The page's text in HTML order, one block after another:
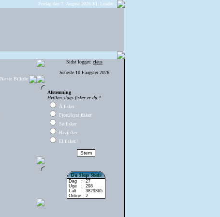
Fredag den 7. August 2026 Kl. Loader...
Næste Billede
Sidst logget: claus
Seneste 10 Fangster 2026
Afstemning
Hvilken slags fisker er du.?
Å fisker
Fjord/kyst fisker
Sø fisker
Havfisker
El fisker.!
Dag
Uge
I alt
Online
:
:
:
:
27
298
3829365
2